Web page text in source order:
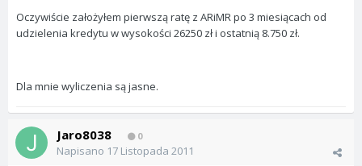
Oczywiście założyłem pierwszą ratę z ARiMR po 3 miesiącach od
udzielenia kredytu w wysokości 26250 zł i ostatnią 8.750 zł.
Dla mnie wyliczenia są jasne.
Jaro8038 0
Napisano 17 Listopada 2011